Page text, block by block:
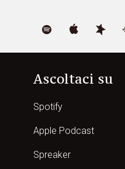
Ascoltaci su
Spotify
Apple Podcast
Spreaker